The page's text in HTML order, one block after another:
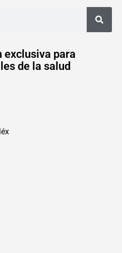
exclusiva para
de la salud